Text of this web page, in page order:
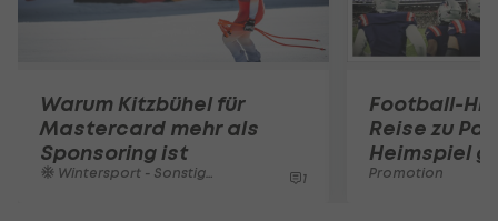
Warum Kitzbühel für
Mastercard mehr als
Sponsoring ist
Wintersport - Sonstiges 1
Football-
Reise zu
Heimspiel
Promotion